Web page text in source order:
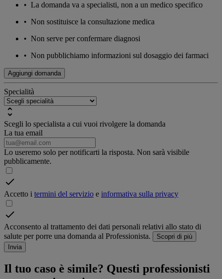
• La domanda va a specialisti, non a un medico specifico
• Non sostituisce la consultazione medica
• Non serve per confermare diagnosi
• Non pubblichiamo informazioni sul dosaggio dei farmaci
Aggiungi domanda
Specialità
Scegli lo specialista a cui vuoi rivolgere la domanda
La tua email
Lo useremo solo per notificarti la risposta. Non sarà visibile
pubblicamente.
Accetto i termini del servizio e informativa sulla privacy
Acconsento al trattamento dei dati personali relativi allo stato di
salute per porre una domanda al Professionista.
Scopri di più
Invia
Il tuo caso è simile? Questi professionisti